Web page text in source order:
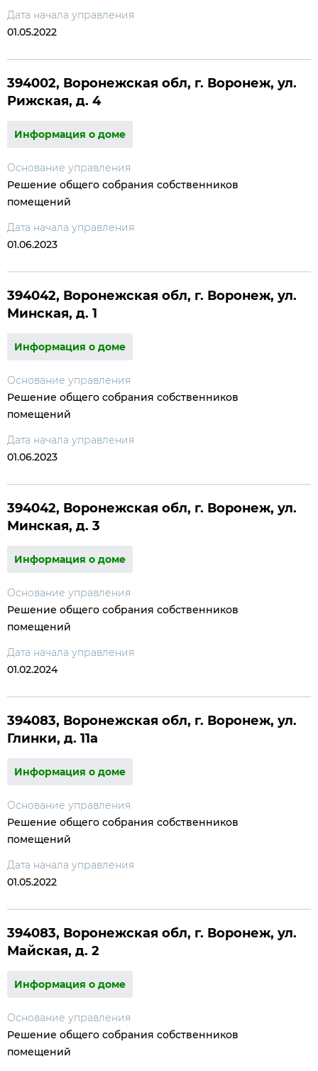
Дата начала управления
01.05.2022
394002, Воронежская обл, г. Воронеж, ул.
Рижская, д. 4
Информация о доме
Основание управления
Решение общего собрания собственников
помещений
Дата начала управления
01.06.2023
394042, Воронежская обл, г. Воронеж, ул.
Минская, д. 1
Информация о доме
Основание управления
Решение общего собрания собственников
помещений
Дата начала управления
01.06.2023
394042, Воронежская обл, г. Воронеж, ул.
Минская, д. 3
Информация о доме
Основание управления
Решение общего собрания собственников
помещений
Дата начала управления
01.02.2024
394083, Воронежская обл, г. Воронеж, ул.
Глинки, д. 11а
Информация о доме
Основание управления
Решение общего собрания собственников
помещений
Дата начала управления
01.05.2022
394083, Воронежская обл, г. Воронеж, ул.
Майская, д. 2
Информация о доме
Основание управления
Решение общего собрания собственников
помещений